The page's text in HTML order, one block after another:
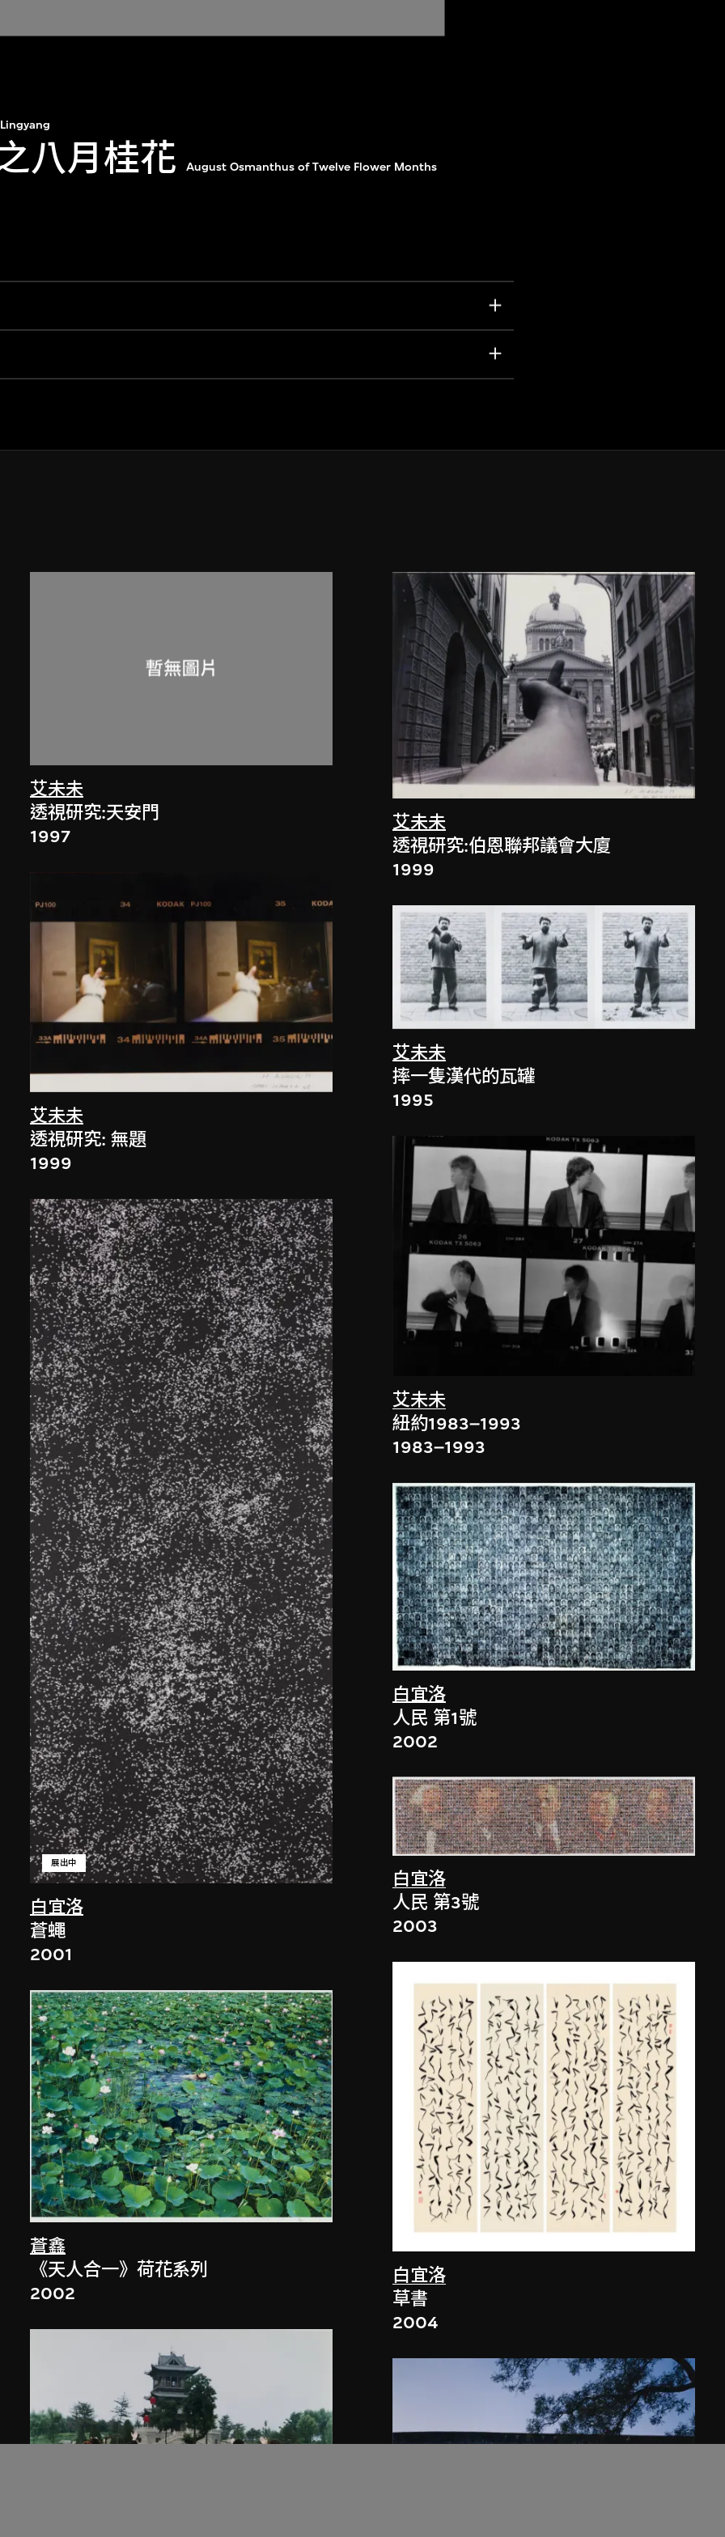
八月桂花 August Osmanthus of Twelve Flower Months
艾未未
透視研究:天安門
1997
艾未未
透視研究: 無題
1999
白宜洛
展出中
蒼蠅
2001
蒼鑫
《天人合一》荷花系列
2002
艾未未
透視研究:伯恩聯邦議會大廈
1999
艾未未
摔一隻漢代的瓦罐
1995
艾未未
紐約1983–1993
1983–1993
白宜洛
人民 第1號
2002
白宜洛
人民 第3號
2003
白宜洛
草書
2004